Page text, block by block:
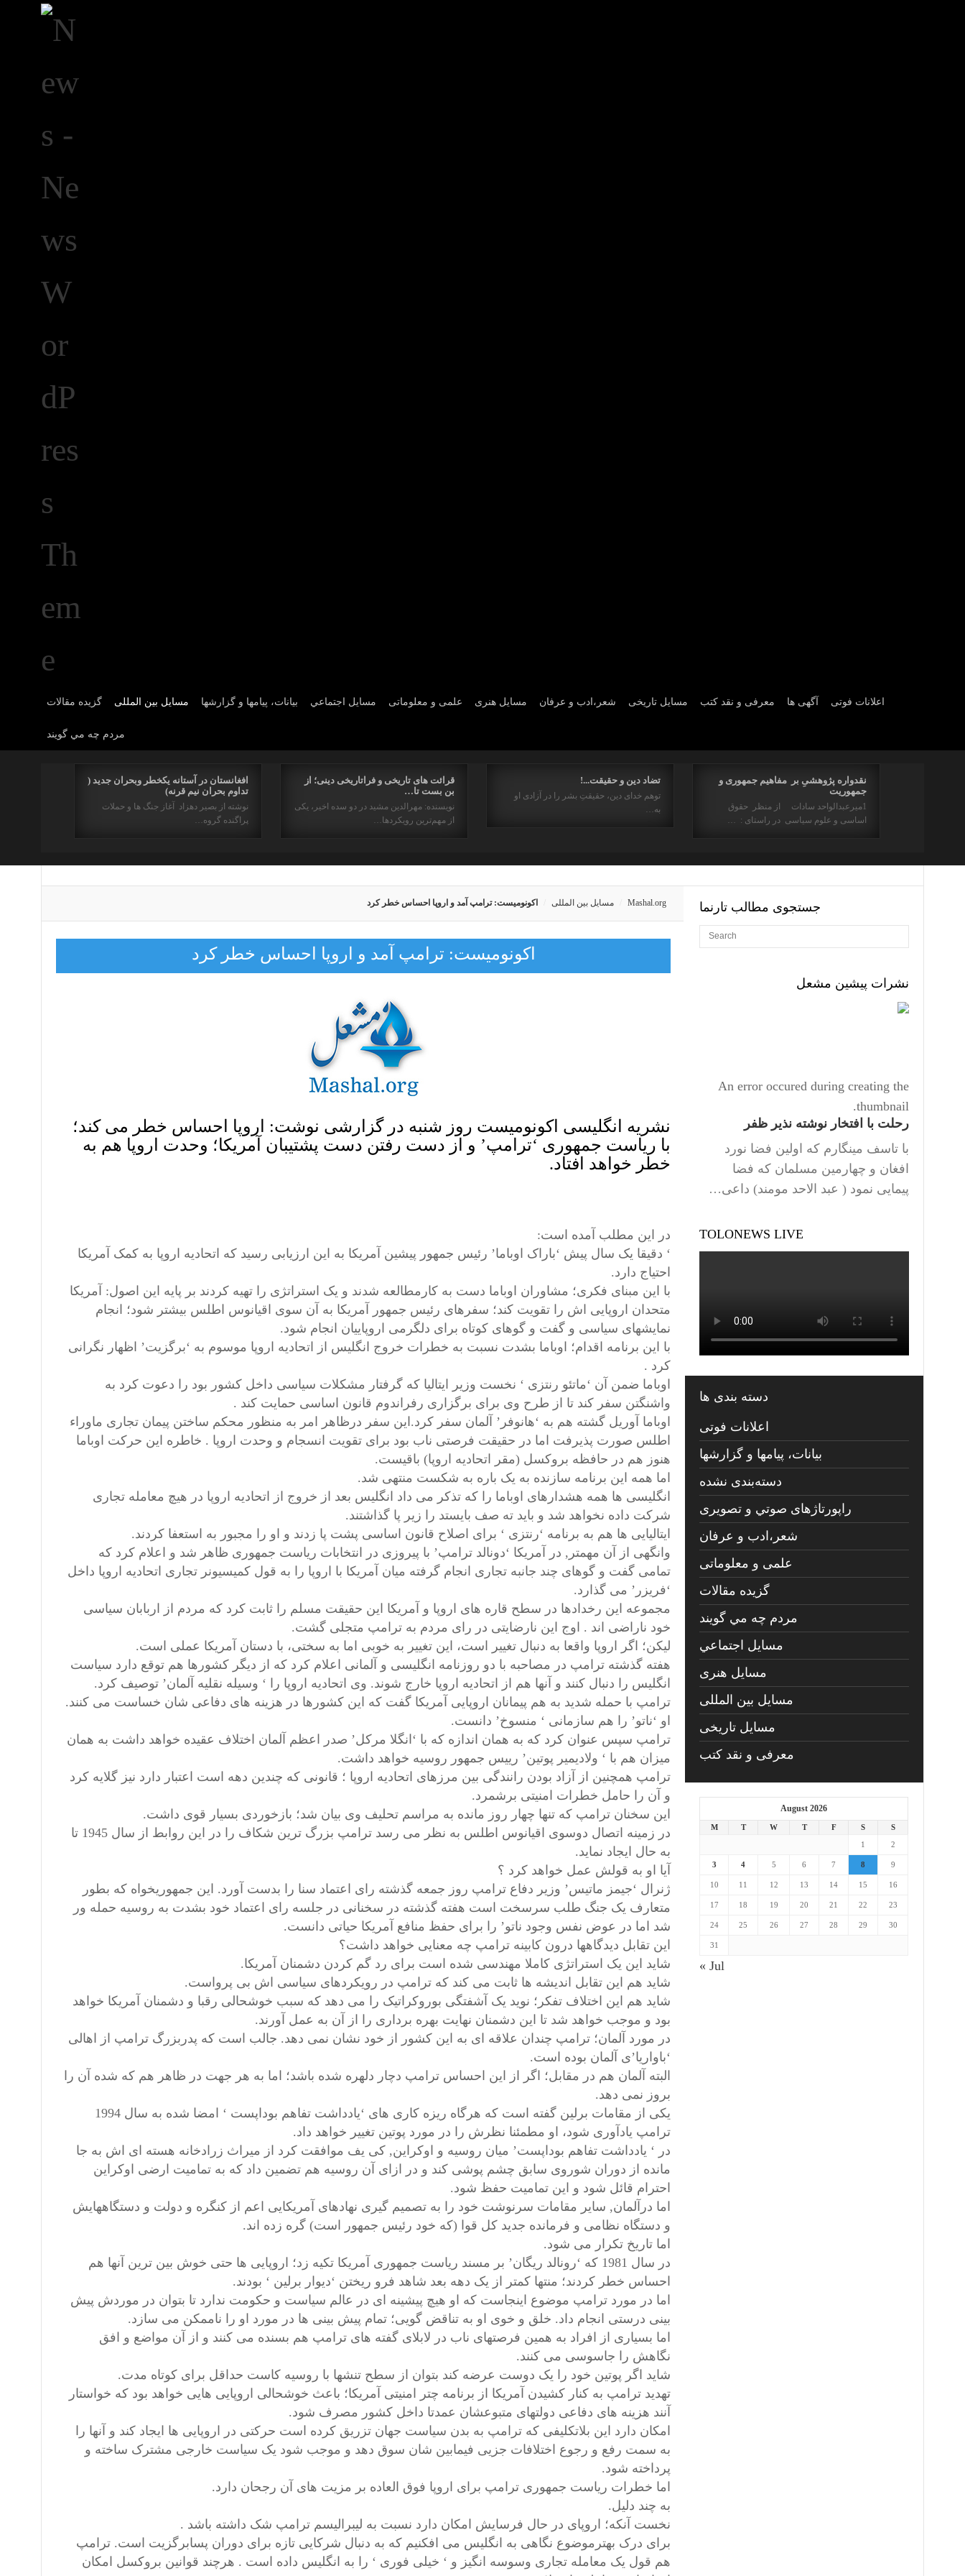
گزیده مقالات مسایل بین المللی بیانات، پیامها و گزارشها مسايل اجتماعي علمی و معلوماتی مسايل هنری شعر،ادب و عرفان مسایل تاریخی معرفی و نقد کتب آگهی ها اعلانات فوتی
مردم چه مي گويند
افغانستان در آستانه یکخطر وبحران جدید (
تداوم بحران نیم قرنه)
نوشته از بصیر دهزاد آغاز جنگ ها و حملات
پراگنده گروه…
قرائت های تاریخی و فراتاریخی دینی؛ از
بن بست تا…
نویسنده: مهرالدین مشید در دو سده اخیر، یکی
از مهم‌ترین رویکردها…
تضاد دین و حقیقت...!
توهم خدای دین، حقیقتِ بشر را در آزادی او
به…
نقدواره پژوهشیِ بر مفاهیم جمهوری و
جمهوریت
1میرعبدالواحد سادات از منظر حقوق
اساسی و علوم سیاسی در راستای : …
Mashal.org مسایل بین المللی اکونومیست: ترامپ آمد و اروپا احساس خطر کرد
اکونومیست: ترامپ آمد و اروپا احساس خطر کرد
نشریه انگلیسی اکونومیست روز شنبه در گزارشی نوشت: اروپا احساس خطر می کند؛
با ریاست جمهوری ‘ترامپ’ و از دست رفتن دست پشتیبان آمریکا؛ وحدت اروپا هم به
خطر خواهد افتاد.
در این مطلب آمده است:
‘ دقیقا یک سال پیش ‘باراک اوباما’ رئیس جمهور پیشین آمریکا به این ارزیابی رسید که اتحادیه اروپا به کمک آمریکا
احتیاج دارد.
با این مبنای فکری؛ مشاوران اوباما دست به کارمطالعه شدند و یک استراتژی را تهیه کردند بر پایه این اصول: آمریکا
متحدان اروپایی اش را تقویت کند؛ سفرهای رئیس جمهور آمریکا به آن سوی اقیانوس اطلس بیشتر شود؛ انجام
نمایشهای سیاسی و گفت و گوهای کوتاه برای دلگرمی اروپاییان انجام شود.
با این برنامه اقدام؛ اوباما بشدت نسبت به خطرات خروج انگلیس از اتحادیه اروپا موسوم به ‘برگزیت’ اظهار نگرانی
کرد .
اوباما ضمن آن ‘ماتئو رنتزی ‘ نخست وزیر ایتالیا که گرفتار مشکلات سیاسی داخل کشور بود را دعوت کرد به
واشنگتن سفر کند تا از طرح وی برای برگزاری رفراندوم قانون اساسی حمایت کند .
اوباما آوریل گشته هم به ‘هانوفر’ آلمان سفر کرد.این سفر درظاهر امر به منظور محکم ساختن پیمان تجاری ماوراء
اطلس صورت پذیرفت اما در حقیقت فرصتی ناب بود برای تقویت انسجام و وحدت اروپا . خاطره این حرکت اوباما
هنوز هم در حافظه بروکسل (مقر اتحادیه اروپا) باقیست.
اما همه این برنامه سازنده به یک باره به شکست منتهی شد.
انگلیسی ها همه هشدارهای اوباما را که تذکر می داد انگلیس بعد از خروج از اتحادیه اروپا در هیچ معامله تجاری
شرکت داده نخواهد شد و باید ته صف بایستد را زیر پا گذاشتند.
ایتالیایی ها هم به برنامه ‘رنتزی ‘ برای اصلاح قانون اساسی پشت پا زدند و او را مجبور به استعفا کردند.
وانگهی از آن مهمتر, در آمریکا ‘دونالد ترامپ’ با پیروزی در انتخابات ریاست جمهوری ظاهر شد و اعلام کرد که
تمامی گفت و گوهای چند جانبه تجاری انجام گرفته میان آمریکا با اروپا را به قول کمیسیونر تجاری اتحادیه اروپا داخل
‘فریزر’ می گذارد.
مجموعه این رخدادها در سطح قاره های اروپا و آمریکا این حقیقت مسلم را ثابت کرد که مردم از اربابان سیاسی
خود ناراضی اند . اوج این نارضایتی در رای مردم به ترامپ متجلی گشت.
لیکن؛ اگر اروپا واقعا به دنبال تغییر است، این تغییر به خوبی اما به سختی، با دستان آمریکا عملی است.
هفته گذشته ترامپ در مصاحبه با دو روزنامه انگلیسی و آلمانی اعلام کرد که از دیگر کشورها هم توقع دارد سیاست
انگلیس را دنبال کنند و آنها هم از اتحادیه اروپا خارج شوند. وی اتحادیه اروپا را ‘ وسیله نقلیه آلمان’ توصیف کرد.
ترامپ با حمله شدید به هم پیمانان اروپایی آمریکا گفت که این کشورها در هزینه های دفاعی شان خساست می کنند.
او ‘ناتو’ را هم سازمانی ‘ منسوخ’ دانست.
ترامپ سپس عنوان کرد که به همان اندازه که با ‘انگلا مرکل’ صدر اعظم آلمان اختلاف عقیده خواهد داشت به همان
میزان هم با ‘ ولادیمیر پوتین’ رییس جمهور روسیه خواهد داشت.
ترامپ همچنین از آزاد بودن رانندگی بین مرزهای اتحادیه اروپا ؛ قانونی که چندین دهه است اعتبار دارد نیز گلایه کرد
و آن را حامل خطرات امنیتی برشمرد.
این سخنان ترامپ که تنها چهار روز مانده به مراسم تحلیف وی بیان شد؛ بازخوردی بسیار قوی داشت.
در زمینه اتصال دوسوی اقیانوس اطلس به نظر می رسد ترامپ بزرگ ترین شکاف را در این روابط از سال 1945 تا
به حال ایجاد نماید.
آیا او به قولش عمل خواهد کرد ؟
ژنرال ‘جیمز ماتیس’ وزیر دفاع ترامپ روز جمعه گذشته رای اعتماد سنا را بدست آورد. این جمهوریخواه که بطور
متعارف یک جنگ طلب سرسخت است هفته گذشته در سخنانی در جلسه رای اعتماد خود بشدت به روسیه حمله ور
شد اما در عوض نفس وجود ناتو’ را برای حفظ منافع آمریکا حیاتی دانست.
این تقابل دیدگاهها درون کابینه ترامپ چه معنایی خواهد داشت؟
شاید این یک استراتژی کاملا مهندسی شده است برای رد گم کردن دشمنان آمریکا.
شاید هم این تقابل اندیشه ها ثابت می کند که ترامپ در رویکردهای سیاسی اش بی پرواست.
شاید هم این اختلاف تفکر؛ نوید یک آشفتگی بوروکراتیک را می دهد که سبب خوشحالی رقبا و دشمنان آمریکا خواهد
بود و موجب خواهد شد تا این دشمنان نهایت بهره برداری را از آن به عمل آورند.
در مورد آلمان؛ ترامپ چندان علاقه ای به این کشور از خود نشان نمی دهد. جالب است که پدربزرگ ترامپ از اهالی
‘باواریا’ی آلمان بوده است.
البته آلمان هم در مقابل؛ اگر از این احساس ترامپ دچار دلهره شده باشد؛ اما به هر جهت در ظاهر هم که شده آن را
بروز نمی دهد.
یکی از مقامات برلین گفته است که هرگاه ریزه کاری های ‘یادداشت تفاهم بوداپست ‘ امضا شده به سال 1994
ترامپ یادآوری شود، او مطمئنا نظرش را در مورد پوتین تغییر خواهد داد.
در ‘ یادداشت تفاهم بوداپست’ میان روسیه و اوکراین, کی یف موافقت کرد از میراث زرادخانه هسته ای اش به جا
مانده از دوران شوروی سابق چشم پوشی کند و در ازای آن روسیه هم تضمین داد که به تمامیت ارضی اوکراین
احترام قائل شود و این تمامیت حفظ شود.
اما درآلمان, سایر مقامات سرنوشت خود را به تصمیم گیری نهادهای آمریکایی اعم از کنگره و دولت و دستگاههایش
و دستگاه نظامی و فرمانده جدید کل قوا (که خود رئیس جمهور است) گره زده اند.
اما تاریخ تکرار می شود.
در سال 1981 که ‘رونالد ریگان’ بر مسند ریاست جمهوری آمریکا تکیه زد؛ اروپایی ها حتی خوش بین ترین آنها هم
احساس خطر کردند؛ منتها کمتر از یک دهه بعد شاهد فرو ریختن ‘دیوار برلین ‘ بودند.
اما در مورد ترامپ موضوع اینجاست که او هیچ پیشینه ای در عالم سیاست و حکومت ندارد تا بتوان در موردش پیش
بینی درستی انجام داد. خلق و خوی او به تناقض گویی؛ تمام پیش بینی ها در مورد او را ناممکن می سازد.
اما بسیاری از افراد به همین فرصتهای ناب در لابلای گفته های ترامپ هم بسنده می کنند و از آن مواضع و افق
نگاهش را جاسوسی می کنند.
شاید اگر پوتین خود را یک دوست عرضه کند بتوان از سطح تنشها با روسیه کاست حداقل برای کوتاه مدت.
تهدید ترامپ به کنار کشیدن آمریکا از برنامه چتر امنیتی آمریکا؛ باعث خوشحالی اروپایی هایی خواهد بود که خواستار
آنند هزینه های دفاعی دولتهای متبوعشان عمدتا داخل کشور مصرف شود.
امکان دارد این بلاتکلیفی که ترامپ به بدن سیاست جهان تزریق کرده است حرکتی در اروپایی ها ایجاد کند و آنها را
به سمت رفع و رجوع اختلافات جزیی فیمابین شان سوق دهد و موجب شود یک سیاست خارجی مشترک ساخته و
پرداخته شود.
اما خطرات ریاست جمهوری ترامپ برای اروپا فوق العاده بر مزیت های آن رجحان دارد.
به چند دلیل.
نخست آنکه؛ اروپای در حال فرسایش امکان دارد نسبت به لیبرالیسم ترامپ شک داشته باشد .
برای درک بهترموضوع نگاهی به انگلیس می افکنیم که به دنبال شرکایی تازه برای دوران پسابرگزیت است. ترامپ
هم قول یک معامله تجاری وسوسه انگیز و ‘ خیلی فوری ‘ را به انگلیس داده است . هرچند قوانین بروکسل امکان
جستجوی مطالب تارنما
نشرات پیشین مشعل
An error occured during creating the
thumbnail.
رحلت با افتخار نوشته نذیر ظفر
با تاسف مینگارم که اولین فضا نورد
افغان و چهارمین مسلمان که فضا
پیمایی نمود ( عبد الاحد مومند) داعی…
TOLONEWS LIVE
دسته بندی ها
اعلانات فوتی
بیانات، پیامها و گزارشها
دسته‌بندی نشده
راپورتاژهای صوتي و تصويری
شعر،ادب و عرفان
علمی و معلوماتی
گزیده مقالات
مردم چه مي گويند
مسايل اجتماعي
مسايل هنری
مسایل بین المللی
مسایل تاریخی
معرفی و نقد کتب
August 2026
M T W T F S
S
1
2
3 4 5 6 7 8 9
10 11 12 13 14 15 16
17 18 19 20 21 22 23
24 25 26 27 28 29 30
31
« Jul